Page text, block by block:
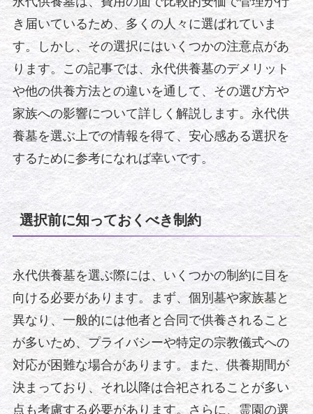
き届いているため、多くの人々に選ばれていま
す。しかし、その選択にはいくつかの注意点があ
ります。この記事では、永代供養墓のデメリット
や他の供養方法との違いを通して、その選び方や
家族への影響について詳しく解説します。永代供
養墓を選ぶ上での情報を得て、安心感ある選択を
するために参考になれば幸いです。
選択前に知っておくべき制約
永代供養墓を選ぶ際には、いくつかの制約に目を
向ける必要があります。まず、個別墓や家族墓と
異なり、一般的には他者と合同で供養されること
が多いため、プライバシーや特定の宗教儀式への
対応が困難な場合があります。また、供養期間が
決まっており、それ以降は合祀されることが多い
点も考慮する必要があります。さらに、霊園の選